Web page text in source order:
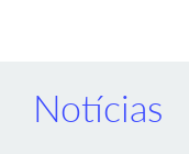
Notícias